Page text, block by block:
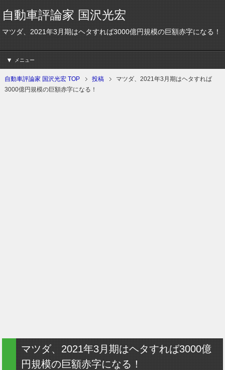
自動車評論家 国沢光宏
マツダ、2021年3月期はヘタすれば3000億円規模の巨額赤字になる！
メニュー
自動車評論家 国沢光宏 TOP 投稿
マツダ、2021年3月期はヘタすれば
3000億円規模の巨額赤字になる！
マツダ、2021年3月期はヘタすれば3000億
円規模の巨額赤字になる！